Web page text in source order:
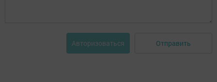
Авторизоваться Отправить